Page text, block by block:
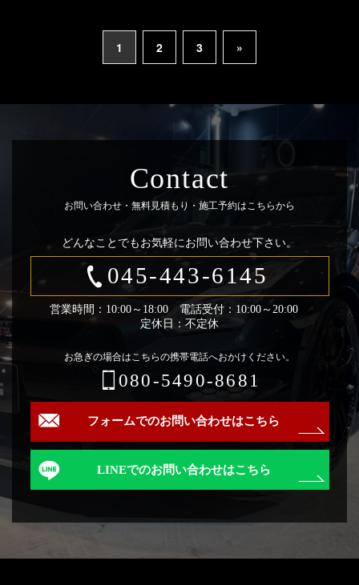
1 2 3 »
Contact
お問い合わせ・無料見積もり・施工予約はこちらから
どんなことでもお気軽にお問い合わせ下さい。
045-443-6145
営業時間：10:00～18:00 電話受付：10:00～20:00
定休日：不定休
お急ぎの場合はこちらの携帯電話へおかけください。
080-5490-8681
フォームでのお問い合わせはこちら
LINEでのお問い合わせはこちら